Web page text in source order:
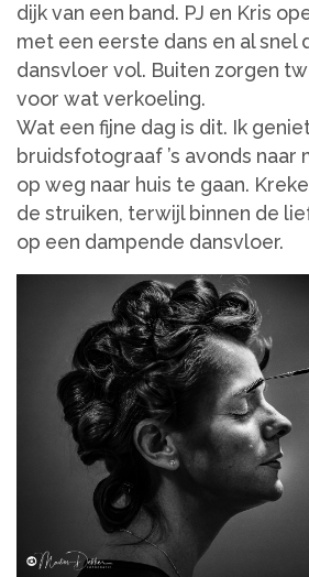
dijk van een band. PJ en Kris
met een eerste dans en al snel
dansvloer vol. Buiten zorgen
voor wat verkoeling.
Wat een fijne dag is dit. Ik
bruidsfotograaf ’s avonds naar
op weg naar huis te gaan.
de struiken, terwijl binnen de
op een dampende dansvloer.